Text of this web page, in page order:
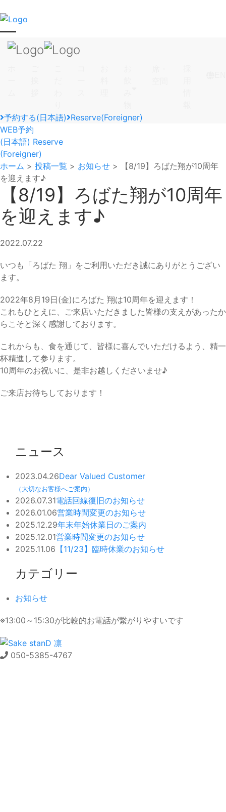
予約する(日本語) Reserve(Foreigner)
WEB予約
(日本語) Reserve
(Foreigner)
ホーム > 投稿一覧 > お知らせ >
【8/19】ろばた翔が10周年
を迎えます♪
【8/19】ろばた翔が10周年
を迎えます♪
2022.07.22
いつも「ろばた 翔」をご利用いただき誠にありがとうござい
ます。
2022年8月19日(金)にろばた 翔は10周年を迎えます！
これもひとえに、ご来店いただきました皆様の支えがあったか
らこそと深く感謝しております。
これからも、食を通じて、皆様に喜んでいただけるよう、精一
杯精進して参ります。
10周年のお祝いに、是非お越しくださいませ♪
ご来店お待ちしております！
ニュース
2023.04.26Dear Valued Customer
（大切なお客様へご案内）
2026.07.31電話回線復旧のお知らせ
2026.01.06営業時間変更のお知らせ
2025.12.29年末年始休業日のご案内
2025.12.01営業時間変更のお知らせ
2025.11.06 【11/23】臨時休業のお知らせ
カテゴリー
お知らせ
※13:00～15:30が比較的お電話が繋がりやすいです
050-5385-4767